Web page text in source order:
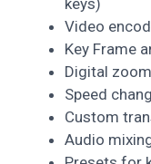
Video
Key Frame
Digital
Speed
Custom
Audio